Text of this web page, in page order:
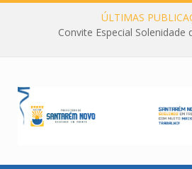
ÚLTIMAS
Convite Especial Solenidade